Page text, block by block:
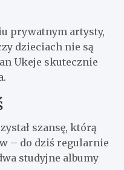
prywatnym artysty,
dzieciach nie są
Ukeje skutecznie
szansę, którą
– do dziś regularnie
studyjne albumy